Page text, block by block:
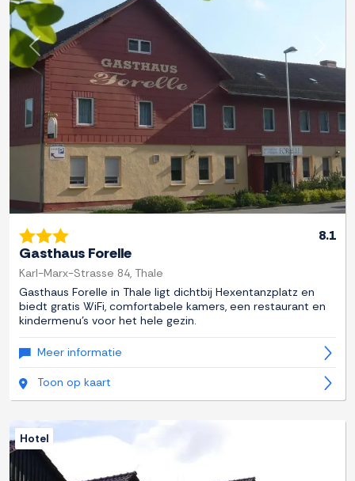
Previous
8.1
Gasthaus Forelle
Karl-Marx-Strasse 84, Thale
Gasthaus Forelle in Thale ligt dichtbij Hexentanzplatz en
biedt gratis WiFi, comfortabele kamers, een restaurant en
kindermenu's voor het hele gezin.
Meer informatie
Toon op kaart
Hotel